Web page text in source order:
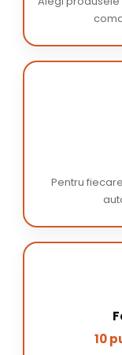
Pentru
10